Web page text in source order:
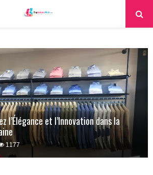
l’Élégance et l’Innovation dans la
1177